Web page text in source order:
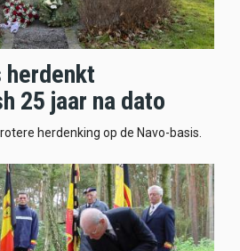
25 jaar na dato
herdenking op de Navo-basis.